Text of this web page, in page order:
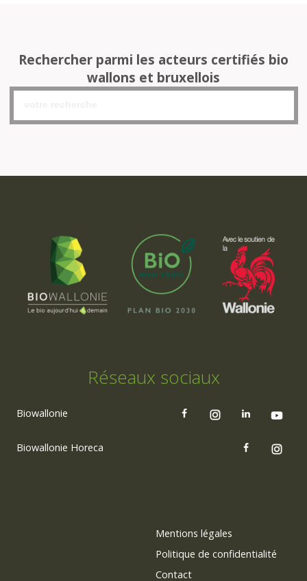
Rechercher parmi les acteurs certifiés bio
wallons et bruxellois
Réseaux sociaux
Biowallonie
Biowallonie Horeca
Mentions légales
Politique de confidentialité
Contact